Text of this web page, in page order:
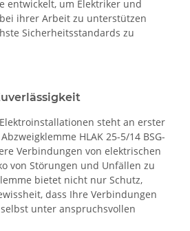
entwickelt, um Elektriker und
ihrer Arbeit zu unterstützen
Sicherheitsstandards zu
steht an erster
HLAK 25-5/14 BSG-
Verbindungen von elektrischen
von Störungen und Unfällen zu
bietet nicht nur Schutz,
dass Ihre Verbindungen
unter anspruchsvollen